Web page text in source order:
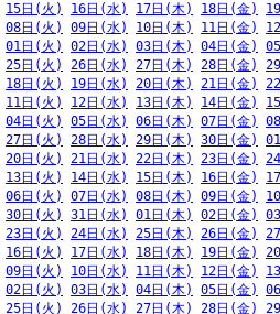
15日(火) 16日(水) 17日(木) 18日(金)
08日(火) 09日(水) 10日(木) 11日(金)
01日(火) 02日(水) 03日(木) 04日(金)
25日(火) 26日(水) 27日(木) 28日(金)
18日(火) 19日(水) 20日(木) 21日(金)
11日(火) 12日(水) 13日(木) 14日(金)
04日(火) 05日(水) 06日(木) 07日(金)
27日(火) 28日(水) 29日(木) 30日(金)
20日(火) 21日(水) 22日(木) 23日(金)
13日(火) 14日(水) 15日(木) 16日(金)
06日(火) 07日(水) 08日(木) 09日(金)
30日(火) 31日(水) 01日(木) 02日(金)
23日(火) 24日(水) 25日(木) 26日(金)
16日(火) 17日(水) 18日(木) 19日(金)
09日(火) 10日(水) 11日(木) 12日(金)
02日(火) 03日(水) 04日(木) 05日(金)
25日(火) 26日(水) 27日(木) 28日(金)